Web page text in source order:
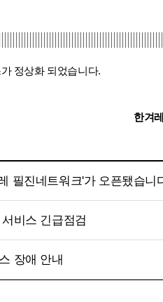
정상화 되었습니다.
한겨
필진네트워크'가 오픈됐습니
비스 긴급점검
장애 안내